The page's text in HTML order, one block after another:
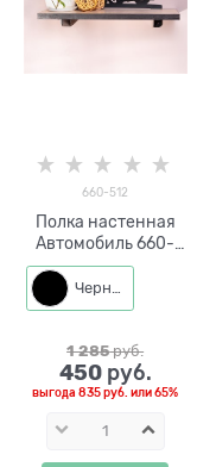
660-512
Полка настенная
Автомобиль 660-
512 ЛДСП и металл
Черный
1 285 руб.
450 руб.
выгода835 руб. или65%